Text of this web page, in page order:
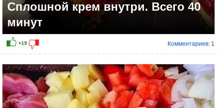
Сплошной крем внутри. Всего 40
минут
Комментариев: 1